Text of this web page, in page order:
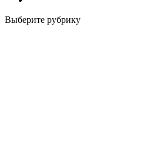
Выберите рубрику